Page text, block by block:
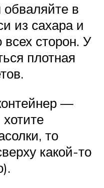
обваляйте в
из сахара и
сторон. У
плотная
—
то
какой-то